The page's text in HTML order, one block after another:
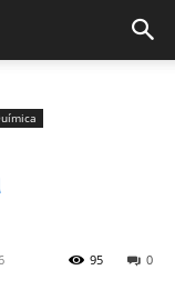
0
95